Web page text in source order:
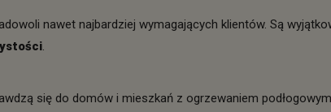
nawet najbardziej wymagających klientów. Są
.
się do domów i mieszkań z ogrzewaniem